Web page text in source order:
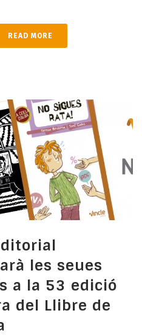
READ MORE
les seues
a la 53 edició
del Llibre de